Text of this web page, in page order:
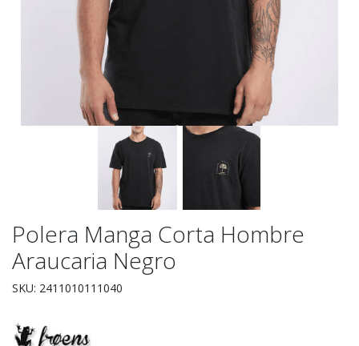
Polera Manga Corta Hombre
Araucaria Negro
SKU: 2411010111040